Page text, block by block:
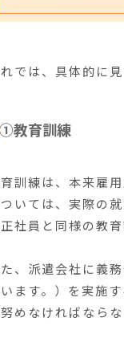
では、具体的に見
①教育訓練
訓練は、本来雇
いては、実際の
社員と同様の教
た、派遣会社に義
ます。）を実施
めなければならな